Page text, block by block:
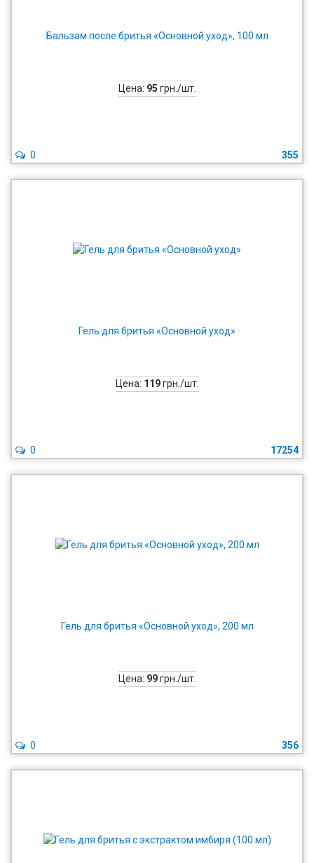
Бальзам после бритья «Основной уход», 100 мл
Цена: 95 грн./шт.
355
0
Гель для бритья «Основной уход»
Цена: 119грн./шт.
17254
0
Гель для бритья «Основной уход», 200 мл
Цена: 99грн./шт.
356
0